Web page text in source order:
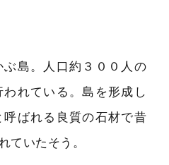
島。人口約３００人の
れている。島を形成し
ばれる良質の石材で昔
ていたそう。